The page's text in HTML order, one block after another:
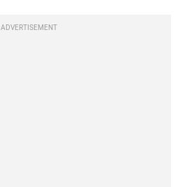
ADVERTISEMENT